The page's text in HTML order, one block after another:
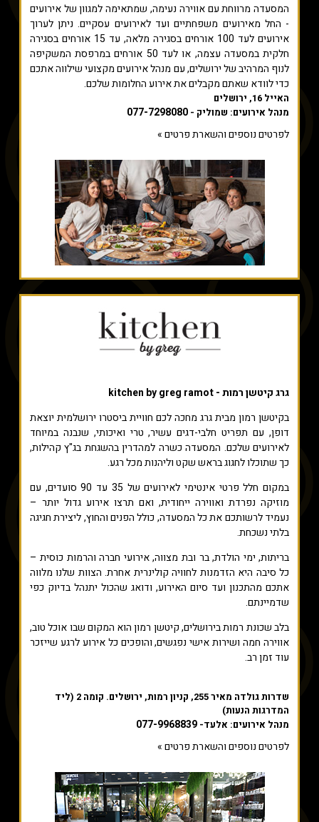
המסעדה מרווחת עם אווירה נעימה, שמתאימה למגוון של אירועים
- החל מאירועים משפחתיים ועד לאירועים עסקיים. ניתן לערוך
אירועים לעד 100 אורחים בסגירה מלאה, עד 15 אורחים בסגירה
חלקית במסעדה עצמה, או לעד 50 אורחים במרפסת המשקיפה
לנוף המרהיב של ירושלים, עם מנהל אירועים מקצועי שילווה אתכם
כדי לוודא שאתם מקבלים את אירוע החלומות שלכם.
האייל 16, ירושלים
מנהל אירועים: שמוליק - 077-7298080
לפרטים נוספים והשארת פרטים »
גרג קיטשן רמות - kitchen by greg ramot
בקיטשן רמון מבית גרג מחכה לכם חוויית ביסטרו ירושלמית יוצאת
דופן, עם תפריט חלבי-דגים עשיר, טרי ואיכותי, שנבנה במיוחד
לאירועים שלכם. המסעדה כשרה למהדרין בהשגחת בג"ץ קהילות,
כך שתוכלו לחגוג בראש שקט וליהנות מכל רגע.
במקום חלל פרטי אינטימי לאירועים של 35 עד 90 סועדים, עם
מוזיקה נפרדת ואווירה ייחודית, ואם תרצו אירוע גדול יותר –
נעמיד לרשותכם את כל המסעדה, כולל הפנים והחוץ, ליצירת חגיגה
בלתי נשכחת.
בריתות, ימי הולדת, בר ובת מצווה, אירועי חברה והרמות כוסית –
כל סיבה היא הזדמנות לחוויה קולינרית אחרת. הצוות שלנו מלווה
אתכם מהתכנון ועד סיום האירוע, ודואג שהכול יתנהל בדיוק כפי
שדמיינתם.
בלב שכונת רמות בירושלים, קיטשן רמון הוא המקום שבו אוכל טוב,
אווירה חמה ושירות אישי נפגשים, והופכים כל אירוע לרגע שייזכר
עוד זמן רב.
שדרות גולדה מאיר 255, קניון רמות, ירושלים. קומה 2 (ליד
המדרגות הנעות)
מנהל אירועים: אלעד- 077-9968839
לפרטים נוספים והשארת פרטים »